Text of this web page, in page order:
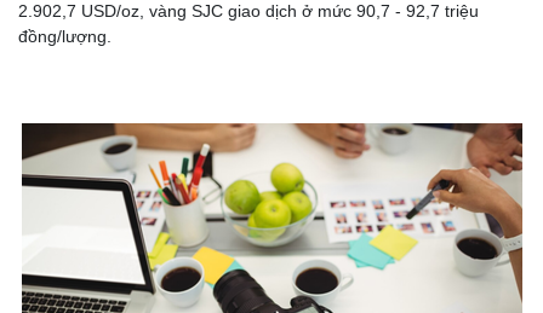
2.902,7 USD/oz, vàng SJC giao dịch ở mức 90,7 - 92,7 triệu
đồng/lượng.